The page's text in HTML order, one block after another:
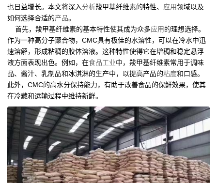
也日益增长。本文将深入分析羧甲基纤维素的特性、 应用领域以及
如何选择合适的产品。
首先，羧甲基纤维素的基本特性使其成为众多应用的理想选择。
作为一种高分子聚合物，CMC具有极佳的水溶性，可以在冷水中迅
速溶解，形成粘稠的胶体溶液。这种特性使得它在增稠和稳定悬浮
液方面表现出色。例如，在食品工业中，羧甲基纤维素常用于调味
品、酱汁、乳制品和冰淇淋的生产中，以提高产品的粘度和口感。
此外，CMC的高水分保持能力，有助于改善食品的保鲜效果，使其
在冷藏和运输过程中维持新鲜。